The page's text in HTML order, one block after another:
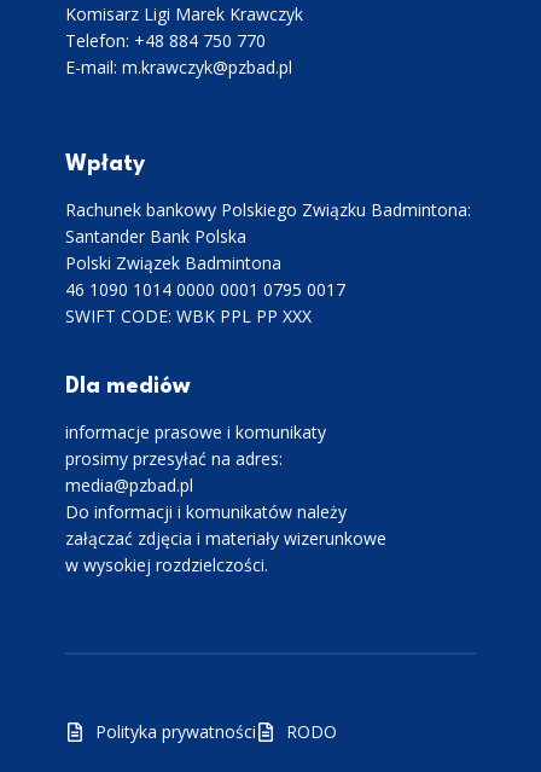
Komisarz Ligi Marek Krawczyk
Telefon: +48 884 750 770
E-mail: m.krawczyk@pzbad.pl
Wpłaty
Rachunek bankowy Polskiego Związku Badmintona:
Santander Bank Polska
Polski Związek Badmintona
46 1090 1014 0000 0001 0795 0017
SWIFT CODE: WBK PPL PP XXX
Dla mediów
informacje prasowe i komunikaty
prosimy przesyłać na adres:
media@pzbad.pl
Do informacji i komunikatów należy
załączać zdjęcia i materiały wizerunkowe
w wysokiej rozdzielczości.
Polityka prywatności RODO